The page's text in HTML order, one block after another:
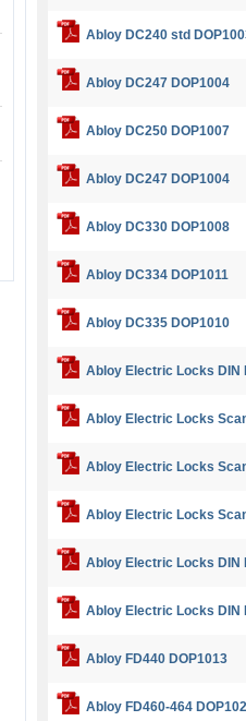
Abloy DC240 std
Abloy DC247 DOP1004
Abloy DC250 DOP1007
Abloy DC247 DOP1004
Abloy DC330 DOP1008
Abloy DC334 DOP1011
Abloy DC335 DOP1010
Abloy Electric Locks DIN
Abloy Electric Locks
Abloy Electric Locks
Abloy Electric Locks
Abloy Electric Locks DIN
Abloy Electric Locks DIN
Abloy FD440 DOP1013
Abloy FD460-464